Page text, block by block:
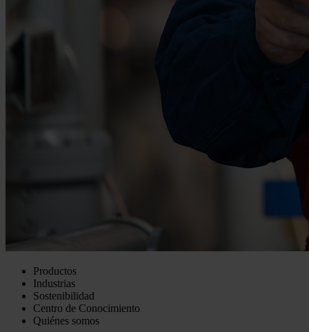
Productos
Industrias
Sostenibilidad
Centro de Conocimiento
Quiénes somos